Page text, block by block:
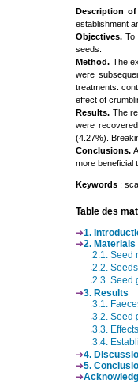
Description
establishment
Objectives. To
seeds.
Method. The
were
treatments:
effect of
Results. The
were
(4.27%).
Conclusions.
more beneficial
Keywords :
Table des
1.
2. Materials
2.1. Seed
2.2.
2.3. Seed
3. Results
3.1.
3.2. Seed
3.3.
3.4.
4.
5. C